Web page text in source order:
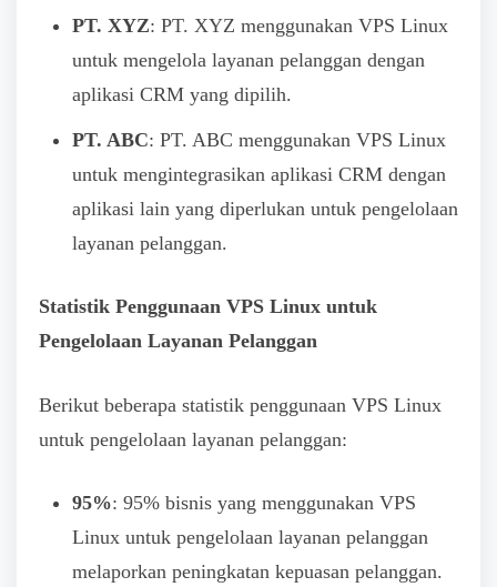
PT. XYZ: PT. XYZ menggunakan VPS Linux
untuk mengelola layanan pelanggan dengan
aplikasi CRM yang dipilih.
PT. ABC: PT. ABC menggunakan VPS Linux
untuk mengintegrasikan aplikasi CRM dengan
aplikasi lain yang diperlukan untuk pengelolaan
layanan pelanggan.
Statistik Penggunaan VPS Linux untuk
Pengelolaan Layanan Pelanggan
Berikut beberapa statistik penggunaan VPS Linux
untuk pengelolaan layanan pelanggan:
95%: 95% bisnis yang menggunakan VPS
Linux untuk pengelolaan layanan pelanggan
melaporkan peningkatan kepuasan pelanggan.